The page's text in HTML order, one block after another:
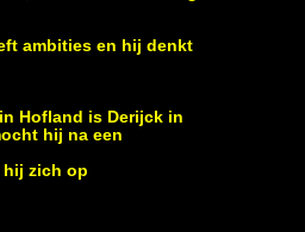
ambities en hij denkt
Hofland is Derijck in
hij na een
hij zich op